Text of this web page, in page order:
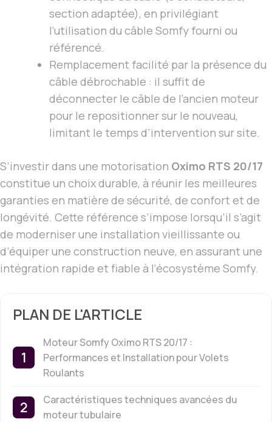
section adaptée), en privilégiant
l’utilisation du câble Somfy fourni ou
référencé.
Remplacement facilité par la présence du
câble débrochable : il suffit de
déconnecter le câble de l’ancien moteur
pour le repositionner sur le nouveau,
limitant le temps d’intervention sur site.
S’investir dans une motorisation Oximo RTS 20/17
constitue un choix durable, à réunir les meilleures
garanties en matière de sécurité, de confort et de
longévité. Cette référence s’impose lorsqu’il s’agit
de moderniser une installation vieillissante ou
d’équiper une construction neuve, en assurant une
intégration rapide et fiable à l’écosystème Somfy.
PLAN DE L'ARTICLE
Moteur Somfy Oximo RTS 20/17 :
Performances et Installation pour Volets
Roulants
Caractéristiques techniques avancées du
moteur tubulaire